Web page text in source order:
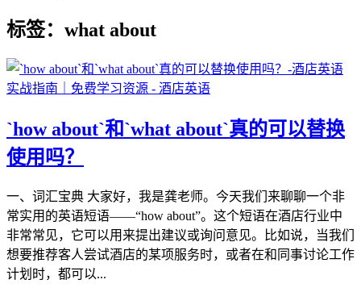
标签：what about
`how about`和`what about`真的可以替换
使用吗？
一、词汇宝典 大家好，我是龚老师。今天我们来聊聊一个非
常实用的英语短语——“how about”。这个短语在酒店行业中
非常常见，它可以用来提出建议或询问意见。比如说，当我们
想要推荐客人尝试酒店的某项服务时，或者在和同事讨论工作
计划时，都可以...